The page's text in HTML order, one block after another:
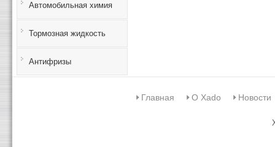
Автомобильная химия
Тормозная жидкость
Антифризы
Главная О Xado Новости